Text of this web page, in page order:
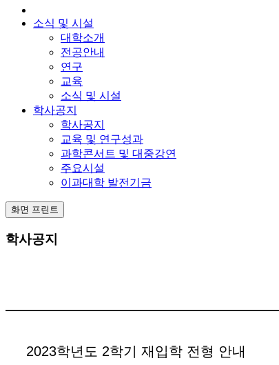
소식 및 시설
대학소개
전공안내
연구
교육
소식 및 시설
학사공지
학사공지
교육 및 연구성과
과학콘서트 및 대중강연
주요시설
이과대학 발전기금
화면 프린트
학사공지
2023학년도 2학기 재입학 전형 안내